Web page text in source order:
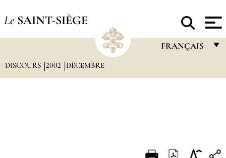
Le SAINT-SIÈGE
FRANÇAIS
DISCOURS 2002 DÉCEMBRE